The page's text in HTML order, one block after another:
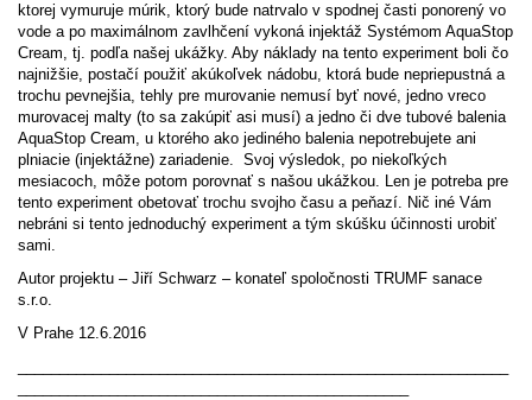
ktorej vymuruje múrik, ktorý bude natrvalo v spodnej časti ponorený vo
vode a po maximálnom zavlhčení vykoná injektáž Systémom AquaStop
Cream, tj. podľa našej ukážky. Aby náklady na tento experiment boli čo
najnižšie, postačí použiť akúkoľvek nádobu, ktorá bude nepriepustná a
trochu pevnejšia, tehly pre murovanie nemusí byť nové, jedno vreco
murovacej malty (to sa zakúpiť asi musí) a jedno či dve tubové balenia
AquaStop Cream, u ktorého ako jediného balenia nepotrebujete ani
plniacie (injektážne) zariadenie. Svoj výsledok, po niekoľkých
mesiacoch, môže potom porovnať s našou ukážkou. Len je potreba pre
tento experiment obetovať trochu svojho času a peňazí. Nič iné Vám
nebráni si tento jednoduchý experiment a tým skúšku účinnosti urobiť
sami.
Autor projektu – Jiří Schwarz – konateľ spoločnosti TRUMF sanace
s.r.o.
V Prahe 12.6.2016